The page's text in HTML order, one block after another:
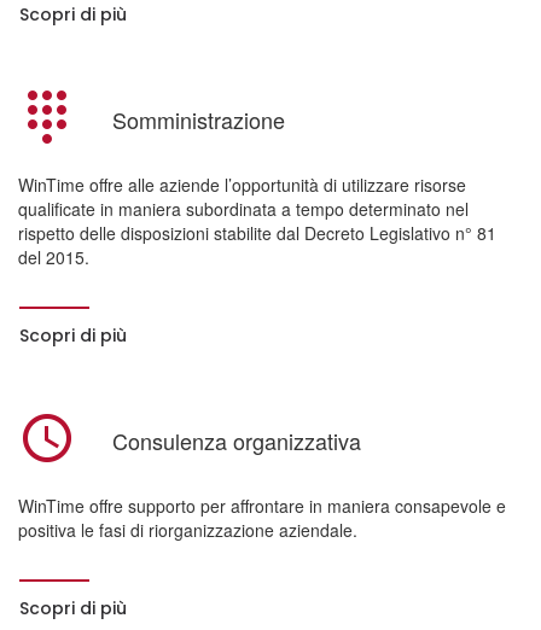
Scopri di più
Somministrazione
WinTime offre alle aziende l’opportunità di utilizzare risorse
qualificate in maniera subordinata a tempo determinato nel
rispetto delle disposizioni stabilite dal Decreto Legislativo n° 81
del 2015.
Scopri di più
Consulenza organizzativa
WinTime offre supporto per affrontare in maniera consapevole e
positiva le fasi di riorganizzazione aziendale.
Scopri di più